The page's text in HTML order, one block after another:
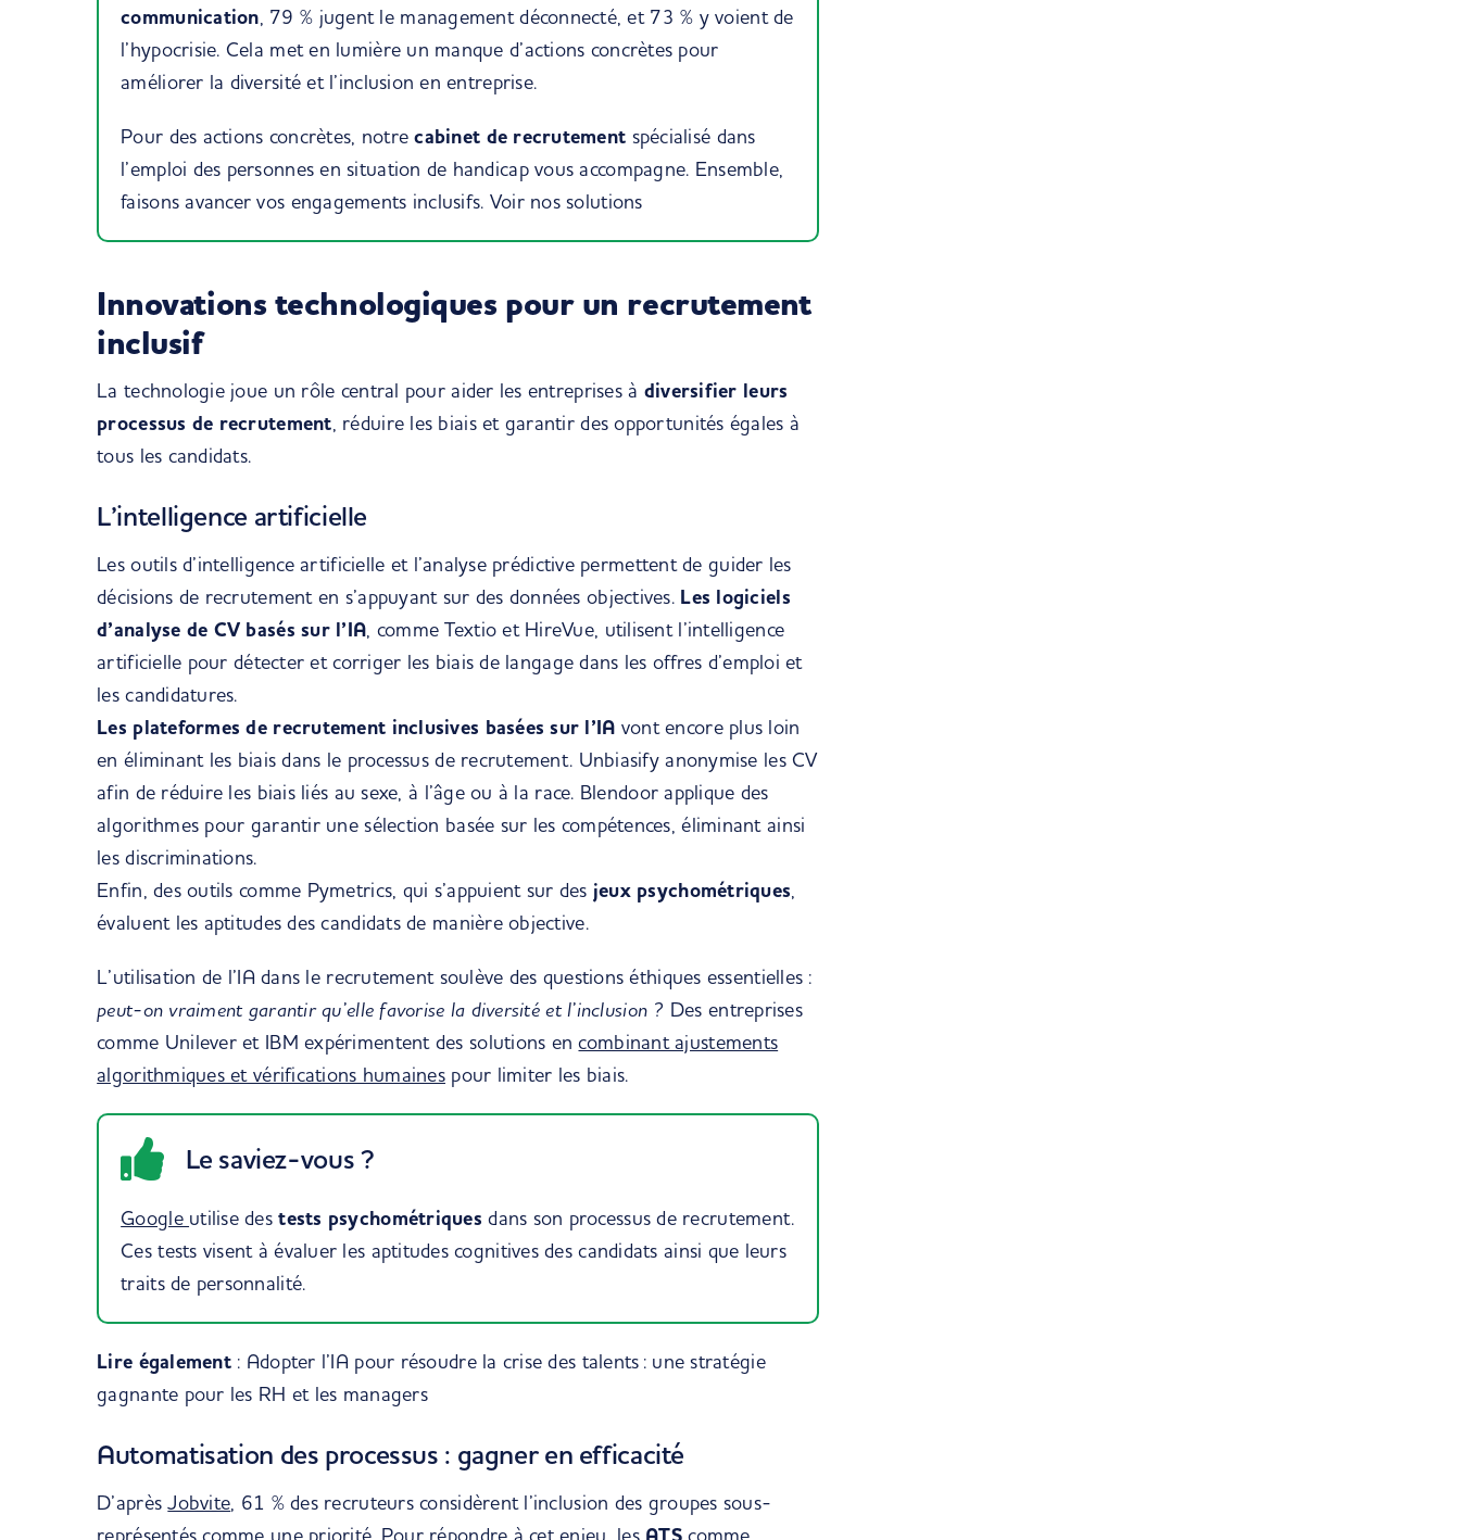
communication, 79 % jugent le management déconnecté, et 73 % y voient de
l’hypocrisie. Cela met en lumière un manque d’actions concrètes pour
améliorer la diversité et l’inclusion en entreprise.
Pour des actions concrètes, notre cabinet de recrutement spécialisé dans
l’emploi des personnes en situation de handicap vous accompagne. Ensemble,
faisons avancer vos engagements inclusifs. Voir nos solutions
Innovations technologiques pour un recrutement
inclusif
La technologie joue un rôle central pour aider les entreprises à diversifier leurs
processus de recrutement, réduire les biais et garantir des opportunités égales à
tous les candidats.
L’intelligence artificielle
Les outils d’intelligence artificielle et l’analyse prédictive permettent de guider les
décisions de recrutement en s’appuyant sur des données objectives. Les logiciels
d’analyse de CV basés sur l’IA, comme Textio et HireVue, utilisent l’intelligence
artificielle pour détecter et corriger les biais de langage dans les offres d’emploi et
les candidatures.
Les plateformes de recrutement inclusives basées sur l’IA vont encore plus loin
en éliminant les biais dans le processus de recrutement. Unbiasify anonymise les CV
afin de réduire les biais liés au sexe, à l’âge ou à la race. Blendoor applique des
algorithmes pour garantir une sélection basée sur les compétences, éliminant ainsi
les discriminations.
Enfin, des outils comme Pymetrics, qui s’appuient sur des jeux psychométriques,
évaluent les aptitudes des candidats de manière objective.
L’utilisation de l’IA dans le recrutement soulève des questions éthiques essentielles :
peut-on vraiment garantir qu’elle favorise la diversité et l’inclusion ? Des entreprises
comme Unilever et IBM expérimentent des solutions encombinant ajustements
algorithmiques et vérifications humainespour limiter les biais.
Le saviez-vous ?
Google utilise destests psychométriques dans son processus de recrutement.
Ces tests visent à évaluer les aptitudes cognitives des candidats ainsi que leurs
traits de personnalité.
Lire également: Adopter l’IA pour résoudre la crise des talents : une stratégie
gagnante pour les RH et les managers
Automatisation des processus : gagner en efficacité
D’aprèsJobvite, 61 % des recruteurs considèrent l’inclusion des groupes sous-